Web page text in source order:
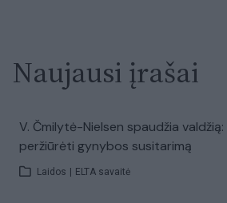
Naujausi įrašai
V. Čmilytė-Nielsen spaudžia
peržiūrėti gynybos susitarimą
Laidos ELTA savaitė